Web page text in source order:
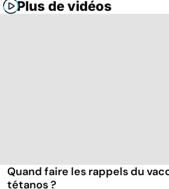
Plus de vidéos
Quand faire les rappels du
tétanos ?